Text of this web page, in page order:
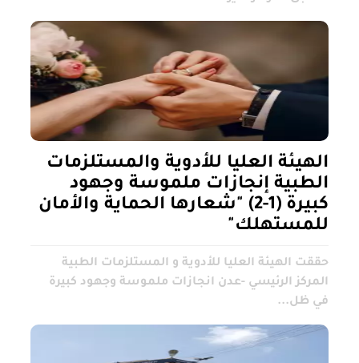
الهيئة العليا للأدوية والمستلزمات
الطبية إنجازات ملموسة وجهود
كبيرة (1-2) "شعارها الحماية والأمان
للمستهلك"
حققت الهيئة العليا للأدوية و المستلزمات الطبية
المركز الرئيسي -عدن انجازات ملموسة وجهود كبيرة
في ظل...